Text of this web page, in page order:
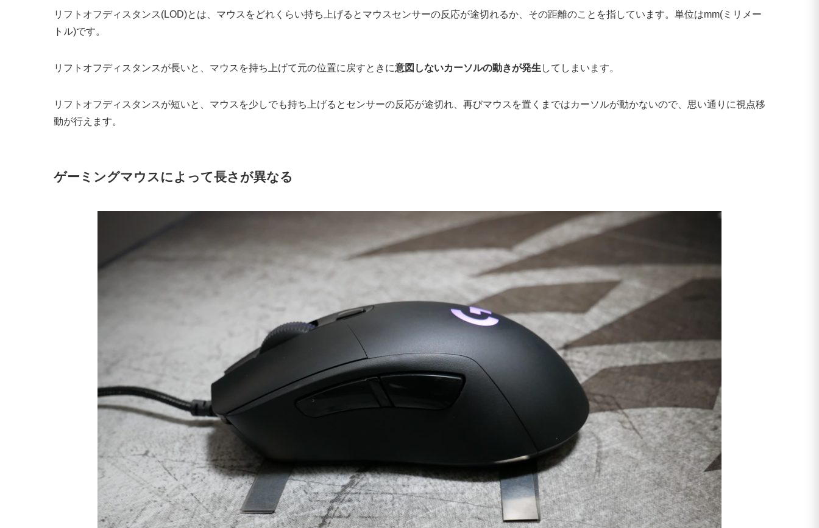
リフトオフディスタンス(LOD)とは、マウスをどれくらい持ち上げるとマウスセンサーの反応が途切れるか、その距離のことを指しています。単位はmm(ミリメー
トル)です。
リフトオフディスタンスが長いと、マウスを持ち上げて元の位置に戻すときに意図しないカーソルの動きが発生 してしまいます。
リフトオフディスタンスが短いと、マウスを少しでも持ち上げるとセンサーの反応が途切れ、再びマウスを置くまではカーソルが動かないので、思い通りに視点移
動が行えます。
ゲーミングマウスによって長さが異なる